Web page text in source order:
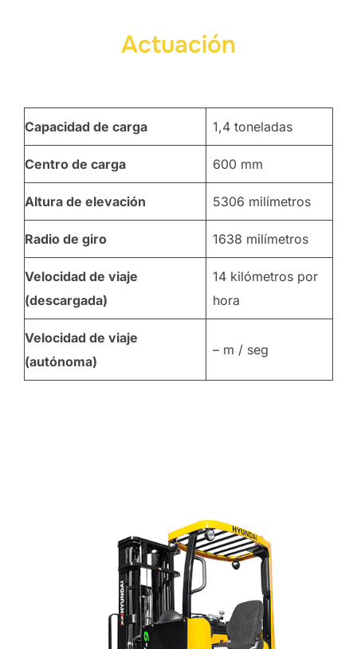
Actuación
Capacidad de carga 1,4 toneladas
Centro de carga 600 mm
Altura de elevación 5306 milímetros
Radio de giro 1638 milímetros
Velocidad de viaje
(descargada)
14 kilómetros por
hora
Velocidad de viaje
(autónoma)
– m / seg